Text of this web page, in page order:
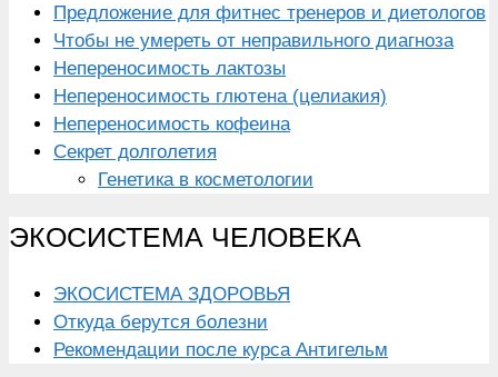
Предложение для фитнес тренеров и диетологов
Чтобы не умереть от неправильного диагноза
Непереносимость лактозы
Непереносимость глютена (целиакия)
Непереносимость кофеина
Секрет долголетия
Генетика в косметологии
ЭКОСИСТЕМА ЧЕЛОВЕКА
ЭКОСИСТЕМА ЗДОРОВЬЯ
Откуда берутся болезни
Рекомендации после курса Антигельм